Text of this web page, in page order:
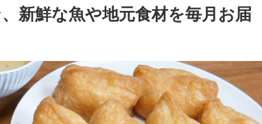
新鮮な魚や地元食材を毎月お届